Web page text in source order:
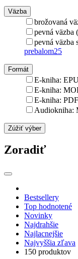
Väzba
brožovaná
pevná väzba
pevná väzba
prebalom25
Formát
E-kniha:
E-kniha:
E-kniha:
Audiokniha:
Zúžiť výber
Zoradiť
Bestsellery
Top hodnotené
Novinky
Najdrahšie
Najlacnejšie
Najvyššia zľava
150 produktov